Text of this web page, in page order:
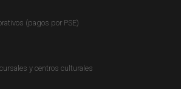
asidua en el mercado cambiario,
cinco años....
sobre Política
(pagos por PSE)
y centros culturales